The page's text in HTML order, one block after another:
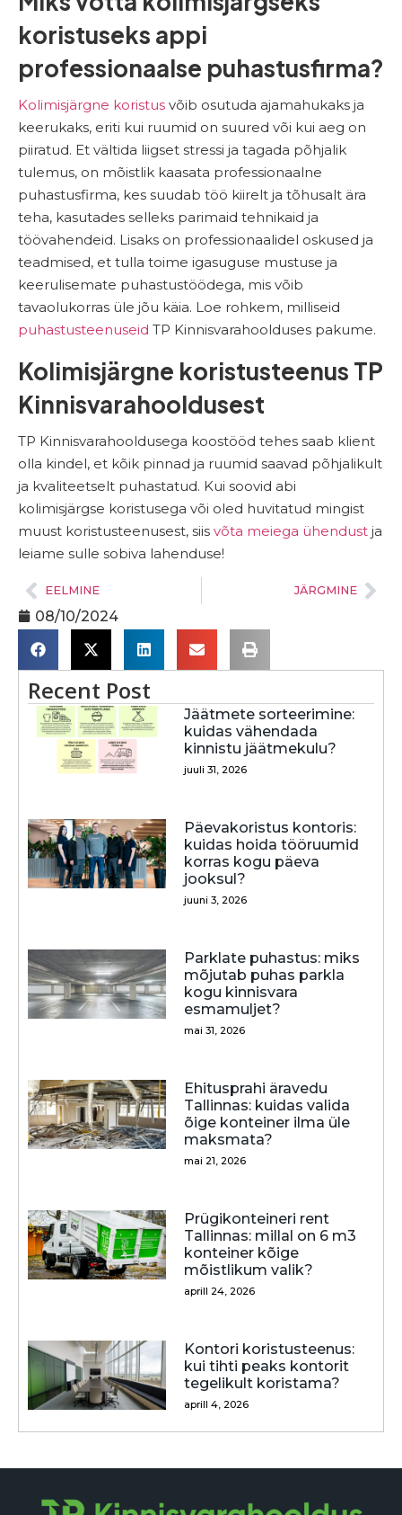
koristuseks appi
professionaalse puhastusfirma?
Kolimisjärgne koristus võib osutuda ajamahukaks ja
keerukaks, eriti kui ruumid on suured või kui aeg on
piiratud. Et vältida liigset stressi ja tagada põhjalik
tulemus, on mõistlik kaasata professionaalne
puhastusfirma, kes suudab töö kiirelt ja tõhusalt ära
teha, kasutades selleks parimaid tehnikaid ja
töövahendeid. Lisaks on professionaalidel oskused ja
teadmised, et tulla toime igasuguse mustuse ja
keerulisemate puhastustöödega, mis võib
tavaolukorras üle jõu käia. Loe rohkem, milliseid
puhastusteenuseid TP Kinnisvarahoolduses pakume.
Kolimisjärgne koristusteenus TP
Kinnisvarahooldusest
TP Kinnisvarahooldusega koostööd tehes saab klient
olla kindel, et kõik pinnad ja ruumid saavad põhjalikult
ja kvaliteetselt puhastatud. Kui soovid abi
kolimisjärgse koristusega või oled huvitatud mingist
muust koristusteenusest, siis võta meiega ühendust ja
leiame sulle sobiva lahenduse!
EELMINE JÄRGMINE
08/10/2024
Recent Post
Jäätmete sorteerimine:
kuidas vähendada
kinnistu jäätmekulu?
juuli 31, 2026
Päevakoristus kontoris:
kuidas hoida tööruumid
korras kogu päeva
jooksul?
juuni 3, 2026
Parklate puhastus: miks
mõjutab puhas parkla
kogu kinnisvara
esmamuljet?
mai 31, 2026
Ehitusprahi äravedu
Tallinnas: kuidas valida
õige konteiner ilma üle
maksmata?
mai 21, 2026
Prügikonteineri rent
Tallinnas: millal on 6 m3
konteiner kõige
mõistlikum valik?
aprill 24, 2026
Kontori koristusteenus:
kui tihti peaks kontorit
tegelikult koristama?
aprill 4, 2026